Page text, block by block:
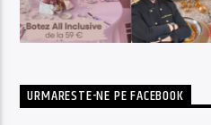
URMARESTE-NE PE FACEBOOK